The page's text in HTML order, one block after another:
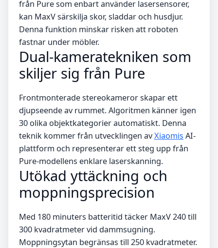
från Pure som enbart använder lasersensorer,
kan MaxV särskilja skor, sladdar och husdjur.
Denna funktion minskar risken att roboten
fastnar under möbler.
Dual-kameratekniken som
skiljer sig från Pure
Frontmonterade stereokameror skapar ett
djupseende av rummet. Algoritmen känner igen
30 olika objektkategorier automatiskt. Denna
teknik kommer från utvecklingen avXiaomis AI-
plattform och representerar ett steg upp från
Pure-modellens enklare laserskanning.
Utökad yttäckning och
moppningsprecision
Med 180 minuters batteritid täcker MaxV 240 till
300 kvadratmeter vid dammsugning.
Moppningsytan begränsas till 250 kvadratmeter.